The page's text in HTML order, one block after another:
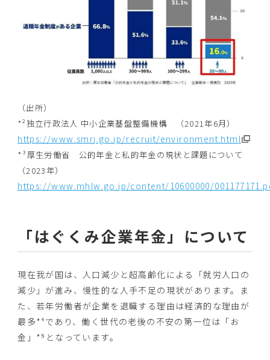
（出所）
*²独立行政法人 中小企業基盤整備機構 （2021年6月）
https://www.smrj.go.jp/recruit/environment.html
*³厚生労働省 公的年金と私的年金の現状と課題について
（2023年）
https://www.mhlw.go.jp/content/10600000/
「はぐくみ企業年金」について
現在我が国は、人口減少と超高齢化による「就労人口の
減少」が進み、慢性的な人手不足の現状があります。ま
た、若年労働者が企業を退職する理由は経済的な理由が
最多*⁴であり、働く世代の老後の不安の第一位は「お
金」*⁵となっています。